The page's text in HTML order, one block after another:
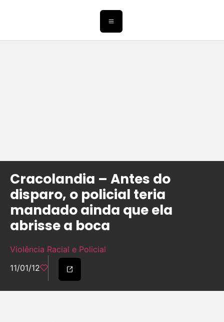
Cracolandia – Antes do
disparo, o policial teria
mandado ainda que ela
abrisse a boca
Violência Racial e Policial
11/01/12